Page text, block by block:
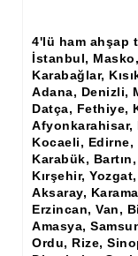
Ham Ahşap
Ham Ahşap
Ham Ahşap Vitrin
Ham Ahşap
Ham Ahşap Koltuk
Ham Ahşap
4'lü ham ahşap
İstanbul,
Karabağlar,
Adana, Denizli,
Datça, Fethiye,
Afyonkarahisar,
Kocaeli, Edirne,
Karabük,
Kırşehir,
Aksaray,
Erzincan, Van,
Amasya,
Ordu, Rize,